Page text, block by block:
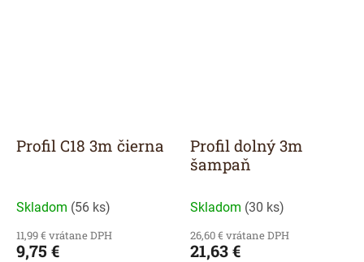
Profil C18 3m čierna
Skladom (56 ks)
11,99 € vrátane DPH
9,75 €
Profil dolný 3m
šampaň
Skladom (30 ks)
26,60 € vrátane DPH
21,63 €